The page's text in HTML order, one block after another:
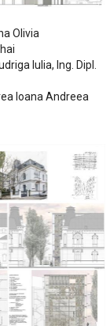
Olivia
Iulia, Ing. Dipl.
Ioana Andreea